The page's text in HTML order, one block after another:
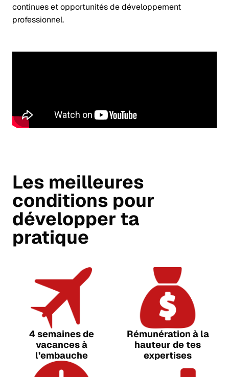
continues et opportunités de développement
professionnel.
Les meilleures
conditions pour
développer ta
pratique
4 semaines de
vacances à
l’embauche
Rémunération à la
hauteur de tes
expertises